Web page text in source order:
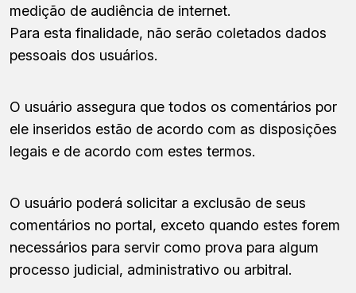
medição de audiência de internet.
Para esta finalidade, não serão coletados dados
pessoais dos usuários.
O usuário assegura que todos os comentários por
ele inseridos estão de acordo com as disposições
legais e de acordo com estes termos.
O usuário poderá solicitar a exclusão de seus
comentários no portal, exceto quando estes forem
necessários para servir como prova para algum
processo judicial, administrativo ou arbitral.